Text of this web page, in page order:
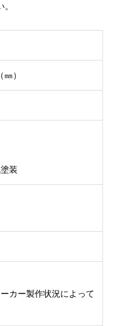
）
装
カー製作状況によって